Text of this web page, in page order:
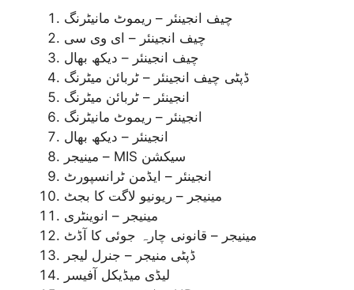
چیف انجینئر – ریموٹ مانیٹرنگ
چیف انجینئر – ای وی سی
چیف انجینئر – دیکھ بھال
ڈپٹی چیف انجینئر – ٹربائن میٹرنگ
انجینئر – ٹربائن میٹرنگ
انجینئر – ریموٹ مانیٹرنگ
انجینئر – دیکھ بھال
مینیجر – MIS سیکشن
انجینئر – ایڈمن ٹرانسپورٹ
مینیجر – ریونیو لاگت کا بجٹ
مینیجر – انوینٹری
مینیجر – قانونی چارہ جوئی کا آڈٹ
ڈپٹی منیجر – جنرل لیجر
لیڈی میڈیکل آفیسر